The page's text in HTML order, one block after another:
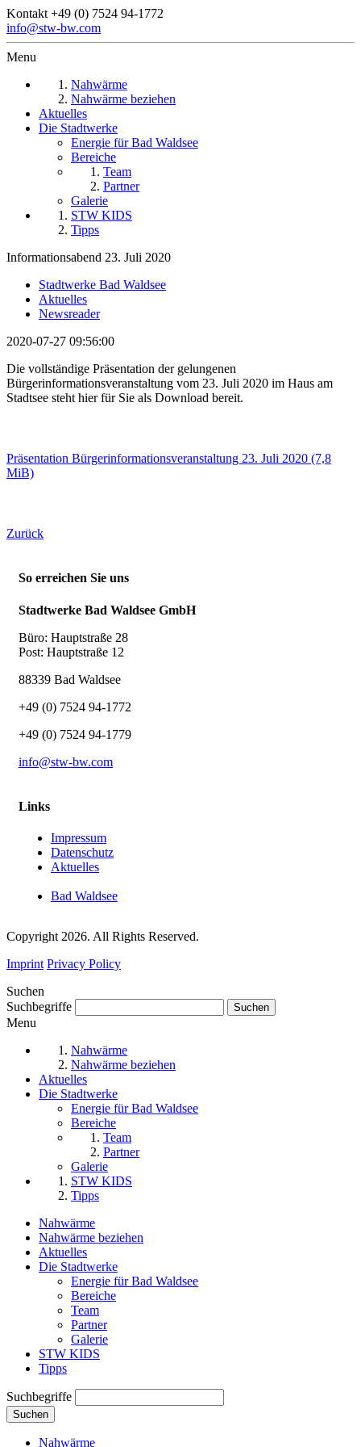
Kontakt +49 (0) 7524 94-1772
info@stw-bw.com
Menu
Nahwärme
Nahwärme beziehen
Aktuelles
Die Stadtwerke
Energie für Bad Waldsee
Bereiche
Team
Partner
Galerie
STW KIDS
Tipps
Informationsabend 23. Juli 2020
Stadtwerke Bad Waldsee
Aktuelles
Newsreader
2020-07-27 09:56:00
Die vollständige Präsentation der gelungenen
Bürgerinformationsveranstaltung vom 23. Juli 2020 im Haus am
Stadtsee steht hier für Sie als Download bereit.
Präsentation Bürgerinformationsveranstaltung 23. Juli 2020 (7,8
MiB)
Zurück
So erreichen Sie uns
Stadtwerke Bad Waldsee GmbH
Büro: Hauptstraße 28
Post: Hauptstraße 12
88339 Bad Waldsee
+49 (0) 7524 94-1772
+49 (0) 7524 94-1779
info@stw-bw.com
Links
Impressum
Datenschutz
Aktuelles
Bad Waldsee
Copyright 2026. All Rights Reserved.
Imprint Privacy Policy
Suchen
Suchbegriffe
Menu
Nahwärme
Nahwärme beziehen
Aktuelles
Die Stadtwerke
Energie für Bad Waldsee
Bereiche
Team
Partner
Galerie
STW KIDS
Tipps
Nahwärme
Nahwärme beziehen
Aktuelles
Die Stadtwerke
Energie für Bad Waldsee
Bereiche
Team
Partner
Galerie
STW KIDS
Tipps
Suchbegriffe
Suchen
Nahwärme